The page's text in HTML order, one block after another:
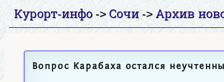
Курорт-инфо-> Сочи->Архив
Вопрос Карабаха остался